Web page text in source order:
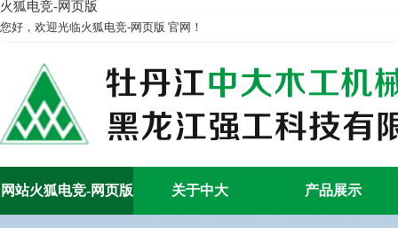
火狐电竞-网页版
您好，欢迎光临火狐电竞-网页版 官网！
网站火狐电竞-网页版 关于中大 产品展示